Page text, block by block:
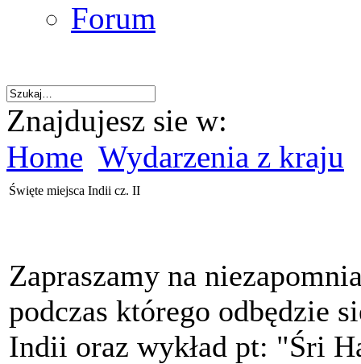
Forum
Znajdujesz sie w:
Home Wydarzenia z kraju
Święte miejsca Indii cz. II
Zapraszamy na
podczas którego odbędzie
Indii oraz wykład pt: "Śri